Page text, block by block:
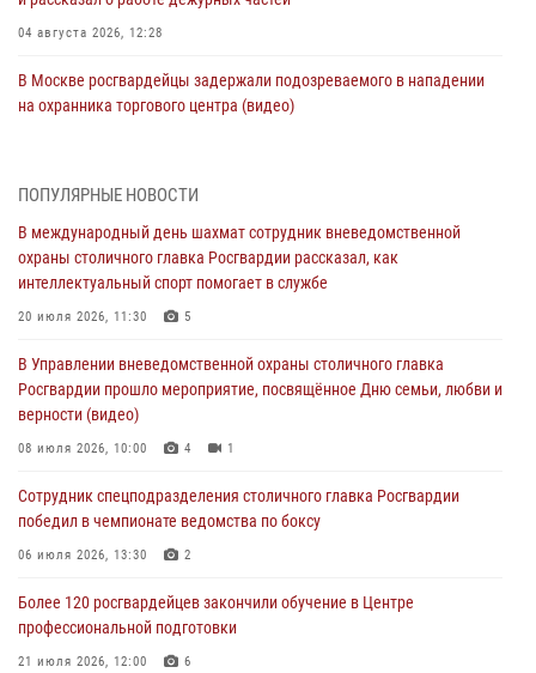
04 августа 2026, 12:28
В Москве росгвардейцы задержали подозреваемого в нападении
на охранника торгового центра (видео)
В Главном управлении Росгвардии по городу Москве подвели итоги
03 августа 2026, 13:00
На востоке Москвы сотрудники Росгвардии задержали мужчину,
находящегося в федеральном розыске (видео)
Росгвардия обеспечила правопорядок во время празднования Дня
воздушно-десантных войск в Москве (видео)
03 августа 2026, 08:00
Московские росгвардейцы пришли на помощь семье, у которой
сломался автомобиль на проезжей части (Видео)
02 августа 2026, 11:54
ПОПУЛЯРНЫЕ НОВОСТИ
В международный день шахмат сотрудник вневедомственной
охраны столичного главка Росгвардии рассказал, как
интеллектуальный спорт помогает в службе
20 июля 2026, 11:30 5
В Управлении вневедомственной охраны столичного главка
Росгвардии прошло мероприятие, посвящённое Дню семьи, любви и
верности (видео)
08 июля 2026, 10:00 4 1
Сотрудник спецподразделения столичного главка Росгвардии
победил в чемпионате ведомства по боксу
06 июля 2026, 13:30 2
Более 120 росгвардейцев закончили обучение в Центре
профессиональной подготовки
21 июля 2026, 12:00 6